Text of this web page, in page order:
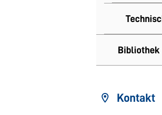
Bibliothek
Kontakt